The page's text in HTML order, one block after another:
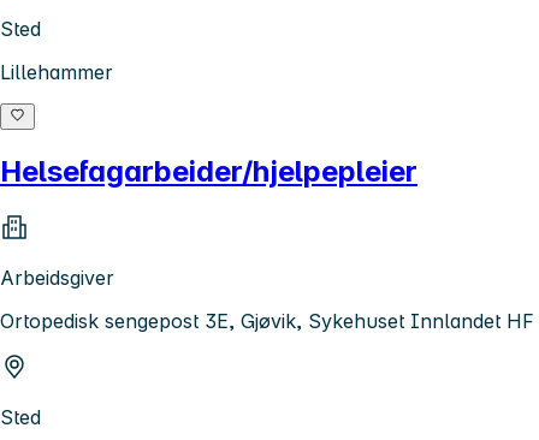
Sted
Lillehammer
Helsefagarbeider/hjelpepleier
Arbeidsgiver
Ortopedisk sengepost 3E, Gjøvik, Sykehuset Innlandet HF
Sted